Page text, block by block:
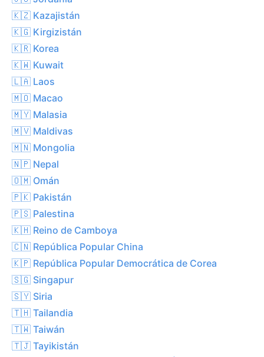
🇰🇿 Kazajistán
🇰🇬 Kirgizistán
🇰🇷 Korea
🇰🇼 Kuwait
🇱🇦 Laos
🇲🇴 Macao
🇲🇾 Malasia
🇲🇻 Maldivas
🇲🇳 Mongolia
🇳🇵 Nepal
🇴🇲 Omán
🇵🇰 Pakistán
🇵🇸 Palestina
🇰🇭 Reino de Camboya
🇨🇳 República Popular China
🇰🇵 República Popular Democrática de Corea
🇸🇬 Singapur
🇸🇾 Siria
🇹🇭 Tailandia
🇹🇼 Taiwán
🇹🇯 Tayikistán